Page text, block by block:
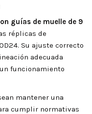
guías de muelle de 9
réplicas de
Su ajuste correcto
adecuada
funcionamiento
mantener una
cumplir normativas